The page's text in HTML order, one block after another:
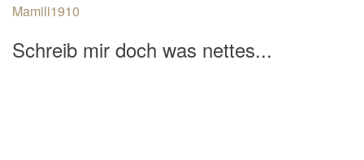
Mamili1910
Schreib mir doch was nettes...